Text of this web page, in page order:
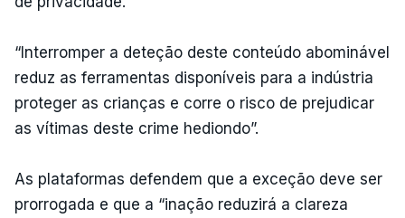
“Interromper a deteção deste conteúdo abominável
reduz as ferramentas disponíveis para a indústria
proteger as crianças e corre o risco de prejudicar
as vítimas deste crime hediondo”.
As plataformas defendem que a exceção deve ser
prorrogada e que a “inação reduzirá a clareza